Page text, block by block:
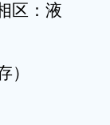
区：液
）